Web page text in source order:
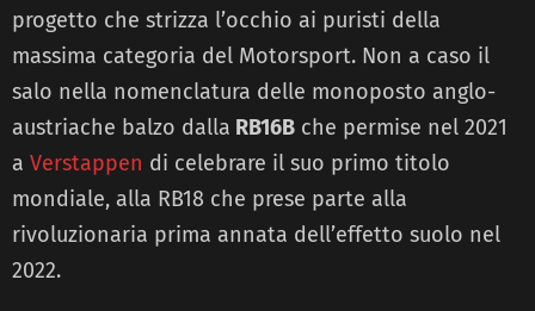
progetto che strizza l’occhio ai puristi della
massima categoria del Motorsport. Non a caso il
salo nella nomenclatura delle monoposto anglo-
austriache balzo dalla RB16B che permise nel 2021
a Verstappen di celebrare il suo primo titolo
mondiale, alla RB18 che prese parte alla
rivoluzionaria prima annata dell’effetto suolo nel
2022.